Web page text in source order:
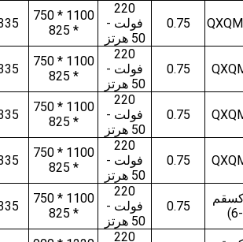
0.75
220
فولت -
50 هرتز
1100 * 750
* 825
0.75
220
فولت -
50 هرتز
1100 * 750
* 825
0.75
220
فولت -
50 هرتز
1100 * 750
* 825
0.75
220
فولت -
50 هرتز
1100 * 750
* 825
-6)
0.75
220
فولت -
50 هرتز
1100 * 750
* 825
220